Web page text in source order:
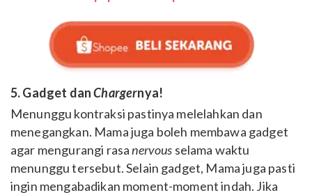
5. Gadget danChargernya!
Menunggu kontraksi pastinya melelahkan dan
menegangkan. Mama juga boleh membawa gadget
agar mengurangi rasanervous selama waktu
menunggu tersebut. Selain gadget, Mama juga pasti
ingin mengabadikan moment-moment indah. Jika